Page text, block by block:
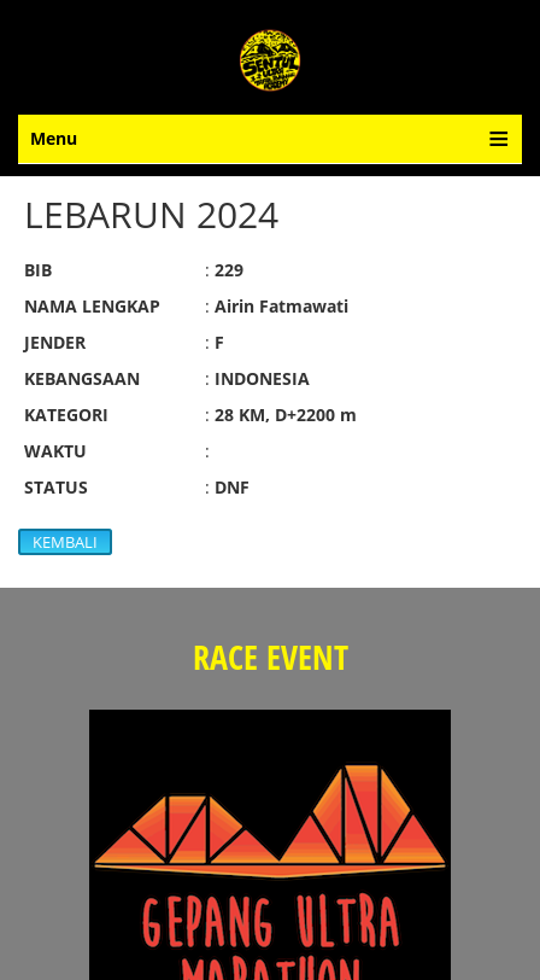
Menu
LEBARUN 2024
BIB : 229
NAMA LENGKAP
: Airin Fatmawati
JENDER
: F
KEBANGSAAN
: INDONESIA
KATEGORI
: 28 KM, D+2200 m
WAKTU
:
STATUS
: DNF
KEMBALI
RACE EVENT